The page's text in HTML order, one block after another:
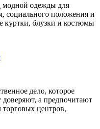
одежды для
социального положения и
куртки, блузки и костюмы
дело, которое
а предпочитают
торговых центров,